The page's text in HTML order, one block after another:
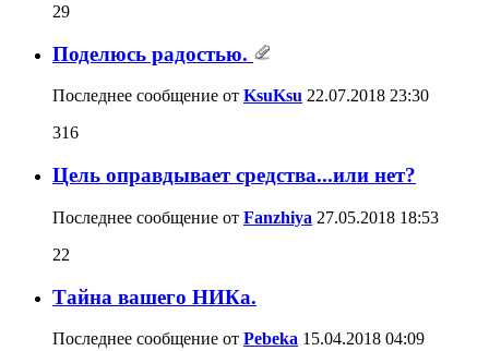
29
Поделюсь радостью.
Последнее сообщение от KsuKsu 22.07.2018 23:30
316
Цель оправдывает средства...или нет?
Последнее сообщение от Fanzhiya 27.05.2018 18:53
22
Тайна вашего НИКа.
Последнее сообщение от Pebeka 15.04.2018 04:09